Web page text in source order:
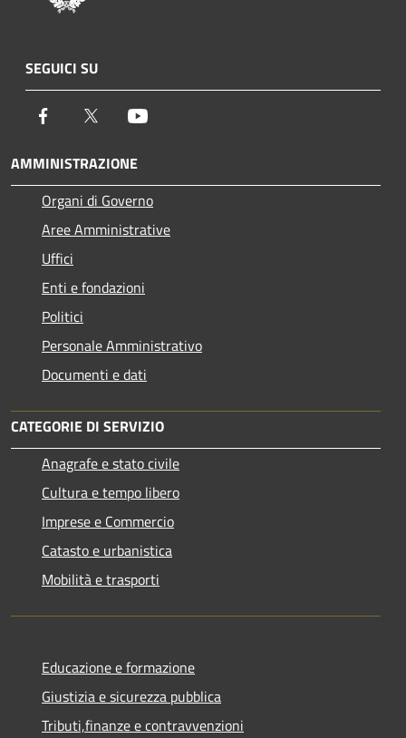
SEGUICI SU
Facebook Twitter
AMMINISTRAZIONE
Organi di Governo
Aree Amministrative
Uffici
Enti e fondazioni
Politici
Personale Amministrativo
Documenti e dati
CATEGORIE DI SERVIZIO
Anagrafe e stato civile
Cultura e tempo libero
Imprese e Commercio
Catasto e urbanistica
Mobilità e trasporti
Educazione e formazione
Giustizia e sicurezza pubblica
Tributi,finanze e contravvenzioni